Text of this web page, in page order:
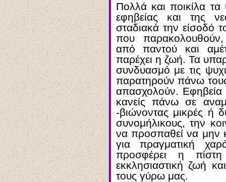
Πολλά και ποικίλα
εφηβείας και της
σταδιακά την είσοδό
που παρακολουθούν,
από παντού και
παρέχει η ζωή. Τα
συνδυασμό με τις
παρατηρούν πάνω
απασχολούν. Εφηβεία
κανείς πάνω σε
-βιώνοντας μικρές ή
συνομήλικους, την
να προσπαθεί να μην
για πραγματική
προσφέρει η
εκκλησιαστική ζωή
τους γύρω μας.